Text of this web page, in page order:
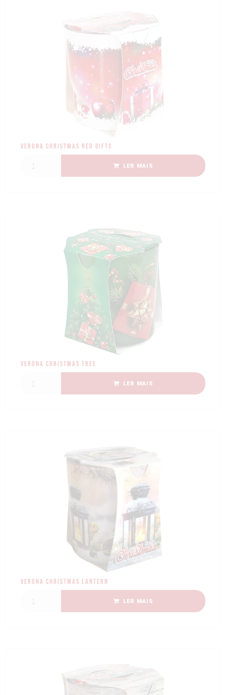
Verona Christmas Red Gifts
LER MAIS
Verona Christmas Tree
LER MAIS
Verona Christmas Lantern
LER MAIS